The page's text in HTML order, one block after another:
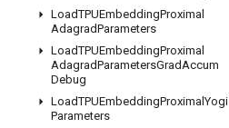
LoadTPUEmbeddingProximal
AdagradParameters
LoadTPUEmbeddingProximal
AdagradParametersGradAccum
Debug
LoadTPUEmbeddingProximalYogi
Parameters